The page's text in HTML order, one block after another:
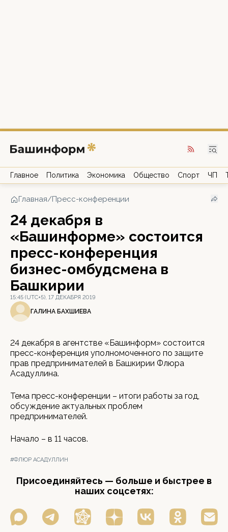
Главное Политика Экономика Общество Спорт ЧП
Главная/Пресс-конференции
24 декабря в
«Башинформе» состоится
пресс-конференция
бизнес-омбудсмена в
Башкирии
15:45 (UTC+5), 17 ДЕКАБРЯ 2019
ГАЛИНА БАХШИЕВА
24 декабря в агентстве «Башинформ» состоится
пресс-конференция уполномоченного по защите
прав предпринимателей в Башкирии Флюра
Асадуллина.
Тема пресс-конференции – итоги работы за год,
обсуждение актуальных проблем
предпринимателей.
Начало – в 11 часов.
#ФЛЮР АСАДУЛЛИН
Присоединяйтесь — больше и быстрее в
наших соцсетях: